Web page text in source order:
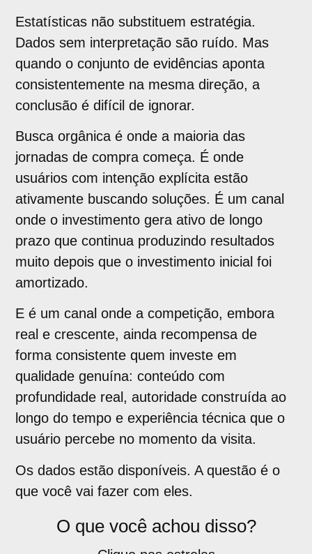
Estatísticas não substituem estratégia.
Dados sem interpretação são ruído. Mas
quando o conjunto de evidências aponta
consistentemente na mesma direção, a
conclusão é difícil de ignorar.
Busca orgânica é onde a maioria das
jornadas de compra começa. É onde
usuários com intenção explícita estão
ativamente buscando soluções. É um canal
onde o investimento gera ativo de longo
prazo que continua produzindo resultados
muito depois que o investimento inicial foi
amortizado.
E é um canal onde a competição, embora
real e crescente, ainda recompensa de
forma consistente quem investe em
qualidade genuína: conteúdo com
profundidade real, autoridade construída ao
longo do tempo e experiência técnica que o
usuário percebe no momento da visita.
Os dados estão disponíveis. A questão é o
que você vai fazer com eles.
O que você achou disso?